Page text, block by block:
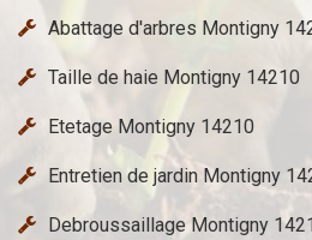
Abattage d'arbres Montigny
Taille de haie Montigny 14210
Etetage Montigny 14210
Entretien de jardin Montigny
Debroussaillage Montigny